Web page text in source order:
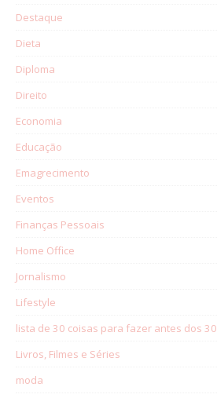
Destaque
Dieta
Diploma
Direito
Economia
Educação
Emagrecimento
Eventos
Finanças Pessoais
Home Office
Jornalismo
Lifestyle
lista de 30 coisas para fazer antes dos 30
Livros, Filmes e Séries
moda